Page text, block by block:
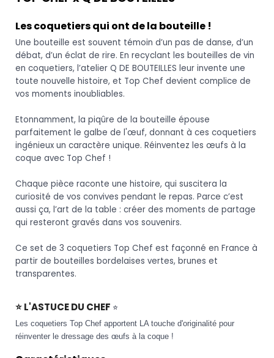
Les coquetiers qui ont de la bouteille !
Une bouteille est souvent témoin d’un pas de danse, d’un
débat, d’un éclat de rire. En recyclant les bouteilles de vin
en coquetiers, l’atelier Q DE BOUTEILLES leur invente une
toute nouvelle histoire, et Top Chef devient complice de
vos moments inoubliables.
Etonnamment, la piqûre de la bouteille épouse
parfaitement le galbe de l'œuf, donnant à ces coquetiers
ingénieux un caractère unique. Réinventez les œufs à la
coque avec Top Chef !
Chaque pièce raconte une histoire, qui suscitera la
curiosité de vos convives pendant le repas. Parce c’est
aussi ça, l’art de la table : créer des moments de partage
qui resteront gravés dans vos souvenirs.
Ce set de 3 coquetiers Top Chef est façonné en France à
partir de bouteilles bordelaises vertes, brunes et
transparentes.
⭐ L'ASTUCE DU CHEF ⭐
Les coquetiers Top Chef apportent LA touche d'originalité pour
réinventer le dressage des œufs à la coque !